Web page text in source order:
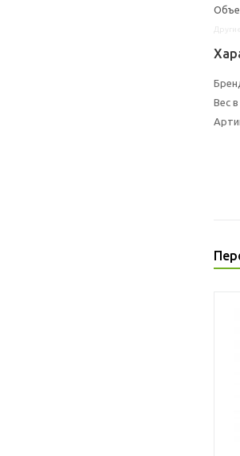
Вес в